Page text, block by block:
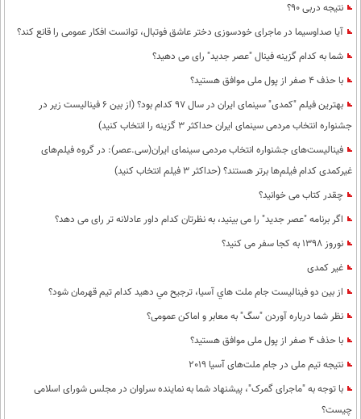
نتیجه دربی 90؟
آیا صداوسیما در ماجرای خودسوزی دختر عاشق فوتبال، توانست افکار عمومی را قانع کند؟
شما به کدام گزینه فینال "عصر جدید" رای می دهید؟
با حذف 4 صفر از پول ملی موافق هستید؟
بهترین فیلم "کمدی" سینمای ایران در سال 97 کدام بود؟ (از بین 6 فینالیست زیر در
جشنواره انتخاب مردمی سینمای ایران حداکثر 3 گزینه را انتخاب کنید)
فینالیست‌های جشنواره انتخاب مردمی سینمای ایران(سی.عصر): در گروه فیلم‌های
غیرکمدی کدام فیلم‌ها برتر هستند؟ (حداکثر 3 فیلم انتخاب کنید)
چقدر کتاب می خوانید؟
اگر برنامه "عصر جدید" را می بینید، به نظرتان کدام داور عادلانه تر رای می دهد؟
نوروز 1398 به کجا سفر می کنید؟
غیر کمدی
از بين دو فيناليست جام ملت هاي آسيا، ترجيح مي دهيد كدام تيم قهرمان شود؟
نظر شما درباره آوردن "سگ" به معابر و اماکن عمومی؟
با حذف 4 صفر از پول ملی موافق هستید؟
نتیجه تیم ملی در جام ملت‌های آسیا 2019
با توجه به "ماجرای گمرک"، پیشنهاد شما به نماینده سراوان در مجلس شورای اسلامی
چیست؟